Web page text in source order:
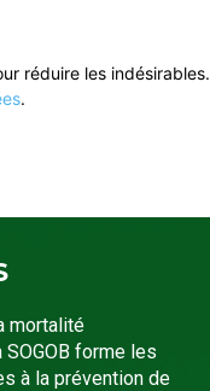
réduire les indésirables.
.
mortalité
SOGOB forme les
à la prévention de